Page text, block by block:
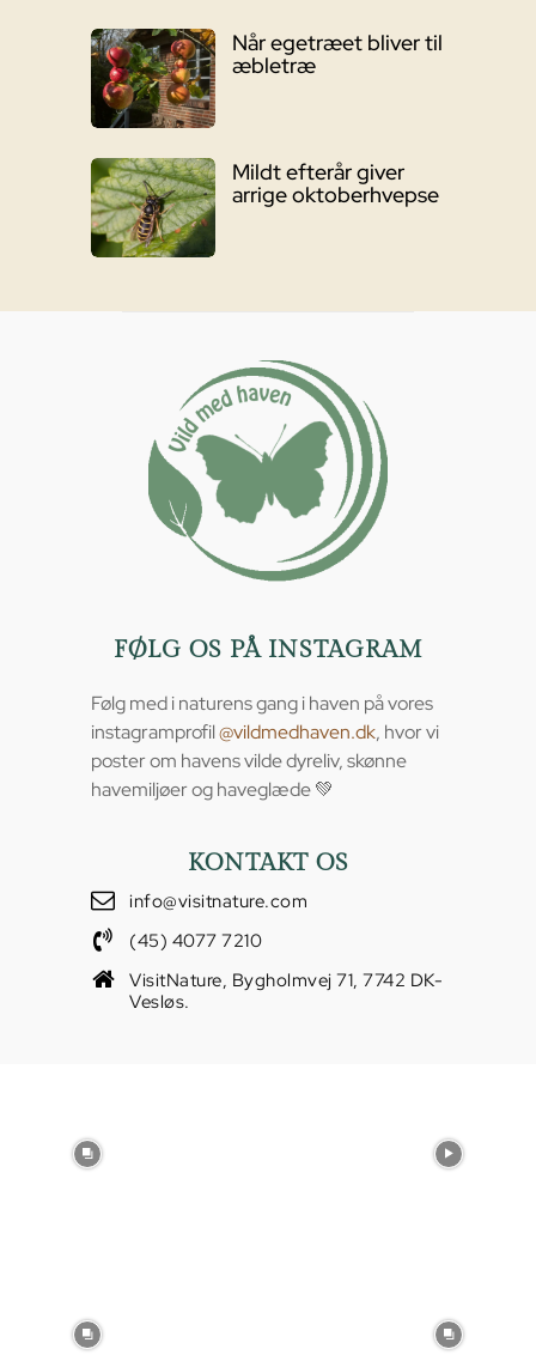
Når egetræet bliver til
æbletræ
Mildt efterår giver
arrige oktoberhvepse
FØLG OS PÅ INSTAGRAM
Følg med i naturens gang i haven på vores
instagramprofil@vildmedhaven.dk, hvor vi
poster om havens vilde dyreliv, skønne
havemiljøer og haveglæde 💚
KONTAKT OS
info@visitnature.com
(45) 4077 7210
VisitNature, Bygholmvej 71, 7742 DK-
Vesløs.